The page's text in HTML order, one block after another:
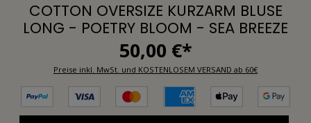
COTTON OVERSIZE KURZARM BLUSE
LONG - POETRY BLOOM - SEA BREEZE
50,00 €*
Preise inkl. MwSt. und KOSTENLOSEM VERSAND ab 60€